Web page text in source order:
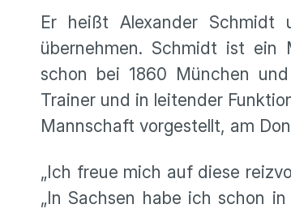
Er heißt Alexander Schmidt
übernehmen. Schmidt ist ein
schon bei 1860 München
Trainer und in leitender
Mannschaft vorgestellt, am
„Ich freue mich auf diese
„In Sachsen habe ich schon